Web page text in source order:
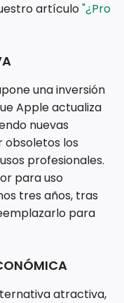
artículo"¿Pro
una inversión
Apple actualiza
nuevas
los
profesionales.
para uso
tres años, tras
para
atractiva,